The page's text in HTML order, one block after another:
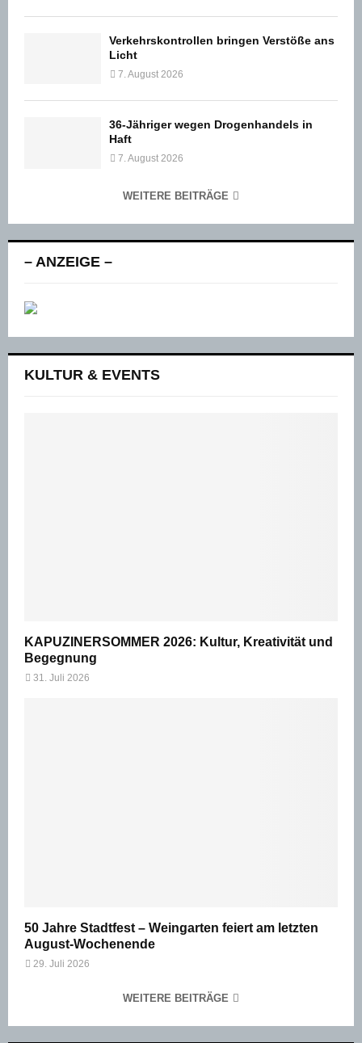
Verkehrskontrollen bringen Verstöße ans
Licht
7. August 2026
36-Jähriger wegen Drogenhandels in
Haft
7. August 2026
WEITERE BEITRÄGE
– ANZEIGE –
KULTUR & EVENTS
KAPUZINERSOMMER 2026: Kultur, Kreativität und
Begegnung
31. Juli 2026
50 Jahre Stadtfest – Weingarten feiert am letzten
August-Wochenende
29. Juli 2026
WEITERE BEITRÄGE